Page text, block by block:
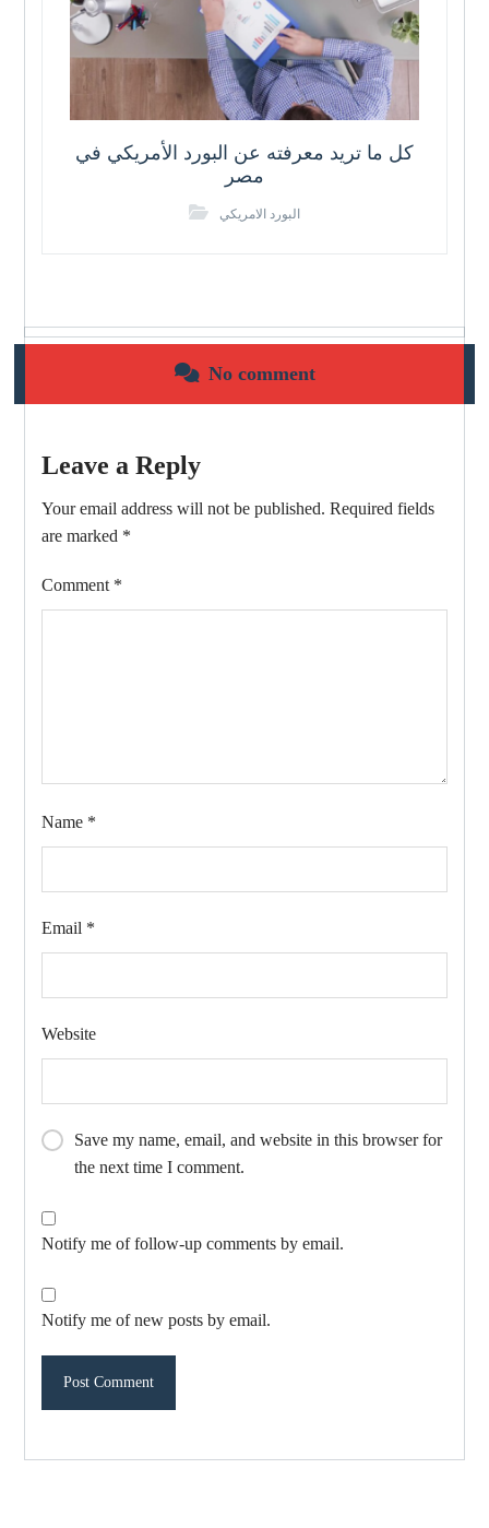
كل ما تريد معرفته عن البورد الأمريكي في
مصر
البورد الامريكي
No comment
Leave a Reply
Your email address will not be published. Required fields
are marked *
Comment *
Name *
Email *
Website
Save my name, email, and website in this browser for
the next time I comment.
Notify me of follow-up comments by email.
Notify me of new posts by email.